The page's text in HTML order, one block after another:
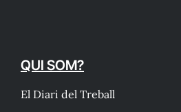
QUI SOM?
El Diari del Treball